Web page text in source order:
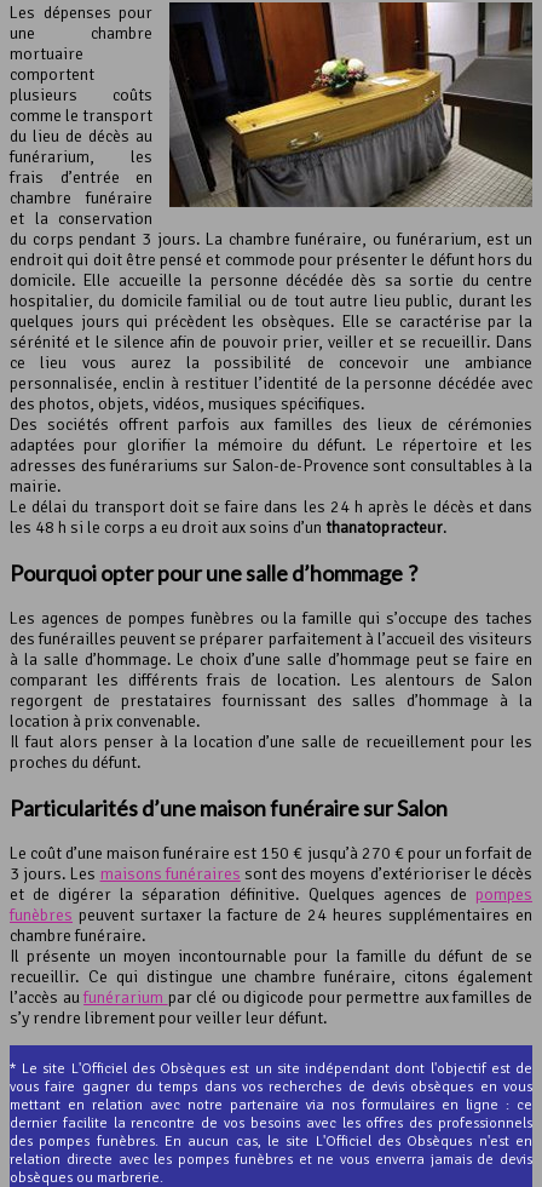
Les dépenses pour
une chambre
mortuaire
comportent
plusieurs coûts
comme le transport
du lieu de décès au
funérarium, les
frais d’entrée en
chambre funéraire
et la conservation
du corps pendant 3 jours. La chambre funéraire, ou funérarium, est un
endroit qui doit être pensé et commode pour présenter le défunt hors du
domicile. Elle accueille la personne décédée dès sa sortie du centre
hospitalier, du domicile familial ou de tout autre lieu public, durant les
quelques jours qui précèdent les obsèques. Elle se caractérise par la
sérénité et le silence afin de pouvoir prier, veiller et se recueillir. Dans
ce lieu vous aurez la possibilité de concevoir une ambiance
personnalisée, enclin à restituer l’identité de la personne décédée avec
des photos, objets, vidéos, musiques spécifiques.
Des sociétés offrent parfois aux familles des lieux de cérémonies
adaptées pour glorifier la mémoire du défunt. Le répertoire et les
adresses des funérariums sur Salon-de-Provence sont consultables à la
mairie.
Le délai du transport doit se faire dans les 24 h après le décès et dans
les 48 h si le corps a eu droit aux soins d’un thanatopracteur.
Pourquoi opter pour unesalle d’hommage ?
Les agences de pompes funèbres ou la famille qui s’occupe des taches
des funérailles peuvent se préparer parfaitement à l’accueil des visiteurs
à la salle d’hommage. Le choix d’une salle d’hommage peut se faire en
comparant les différents frais de location. Les alentours de Salon
regorgent de prestataires fournissant des salles d’hommage à la
location à prix convenable.
Il faut alors penser à la location d’une salle de recueillement pour les
proches du défunt.
Particularités d’une maison funéraire sur Salon
Le coût d’une maison funéraire est 150 € jusqu’à 270 € pour un forfait de
3 jours. Les maisons funéraires sont des moyens d’extérioriser le décès
et de digérer la séparation définitive. Quelques agences de pompes
funèbres peuvent surtaxer la facture de 24 heures supplémentaires en
chambre funéraire.
Il présente un moyen incontournable pour la famille du défunt de se
recueillir. Ce qui distingue une chambre funéraire, citons également
l’accès aufunérarium par clé ou digicode pour permettre aux familles de
s’y rendre librement pour veiller leur défunt.
* Le site L'Officiel des Obsèques est un site indépendant dont l'objectif est de
vous faire gagner du temps dans vos recherches de devis obsèques en vous
mettant en relation avec notre partenaire via nos formulaires en ligne : ce
dernier facilite la rencontre de vos besoins avec les offres des professionnels
des pompes funèbres. En aucun cas, le site L'Officiel des Obsèques n'est en
relation directe avec les pompes funèbres et ne vous enverra jamais de devis
obsèques ou marbrerie.